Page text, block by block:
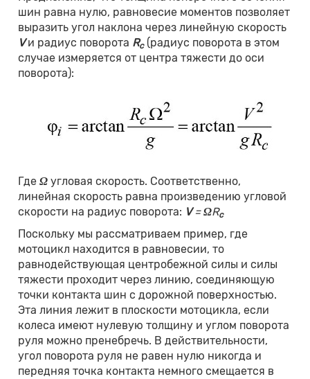
шин равна нулю, равновесие моментов позволяет
выразить угол наклона через линейную скорость
Vи радиус поворота Rc(радиус поворота в этом
случае измеряется от центра тяжести до оси
поворота):
ГдеΩ угловая скорость. Соответственно,
линейная скорость равна произведению угловой
скорости на радиус поворота: V=ΩRc
Поскольку мы рассматриваем пример, где
мотоцикл находится в равновесии, то
равнодействующая центробежной силы и силы
тяжести проходит через линию, соединяющую
точки контакта шин с дорожной поверхностью.
Эта линия лежит в плоскости мотоцикла, если
колеса имеют нулевую толщину и углом поворота
руля можно пренебречь. В действительности,
угол поворота руля не равен нулю никогда и
передняя точка контакта немного смещается в